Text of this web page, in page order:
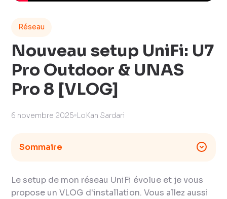
Réseau
Nouveau setup UniFi: U7
Pro Outdoor & UNAS
Pro 8 [VLOG]
6 novembre 2025 LoKan Sardari
Sommaire
Le setup de mon réseau UniFi évolue et je vous
propose un VLOG d'installation. Vous allez aussi